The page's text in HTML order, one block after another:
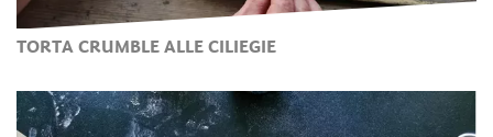
TORTA CRUMBLE ALLE CILIEGIE